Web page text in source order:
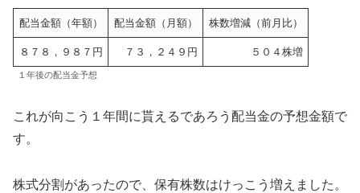
配当金額（年額） 配当金額（月額） 株数増減（前月比）
８７８，９８７円 ７３，２４９円 ５０４株増
１年後の配当金予想
これが向こう１年間に貰えるであろう配当金の予想金額で
す。
株式分割があったので、保有株数はけっこう増えました。